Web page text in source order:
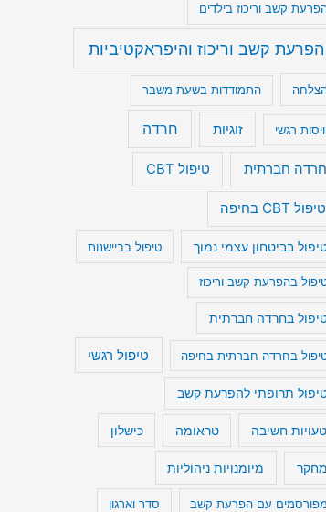
קשב וריכוז בילדים
הפרעת קשב וריכוז והיפראקטיביות
התמודדות בשעת משבר
רגשי זוגיות חרדה
חרדה חברתית טיפול CBT
טיפול CBT בחיפה
בביטחון עצמי נמוך טיפול בביישנות
בהפרעת קשב וריכוז
בחרדה חברתית
בחרדה חברתית בחיפה טיפול רגשי
תרופתי להפרעת קשב
טעויות חשיבה טראומה כישלון
מחקר מיומנויות ניהוליות
מפורסמים עם הפרעת קשב סדר וארגון